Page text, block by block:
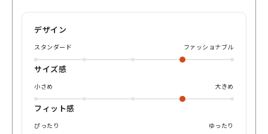
セルフレームです。 シンプルでスッキリとした形状でありつ
ジネスでも、カジュアルでも場面にとらわれずかけていただ
くことができます👓 男性のお顔にはピッタリフィット、女性
のお顔には少し大きめで可愛らしく似合う万能フレームです
ね✨ 初めてメガネをご利用される方、 どんなフレームがいい
か迷われている方、 色んなメガネを持っているけれどどんな
服装でもかけれるメガネをお探しの方 正に"王道"なこの1
本、ぜひかけて見ていただけると幸いです‼️
デザイン
スタンダード ファッショナブル
サイズ感
小さめ 大きめ
フィット感
ぴったり ゆったり